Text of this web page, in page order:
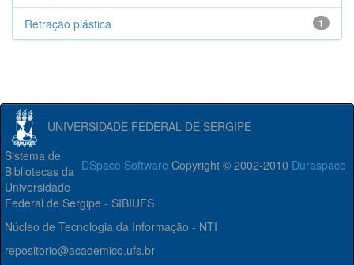
1
Retração plástica
UNIVERSIDADE FEDERAL DE SERGIPE
DSpace Software Copyright © 2002-2010 Duraspace
Sistema de
Bibliotecas da
Universidade
Federal de Sergipe - SIBIUFS
Núcleo de Tecnologia da Informação - NTI
repositorio@academico.ufs.br